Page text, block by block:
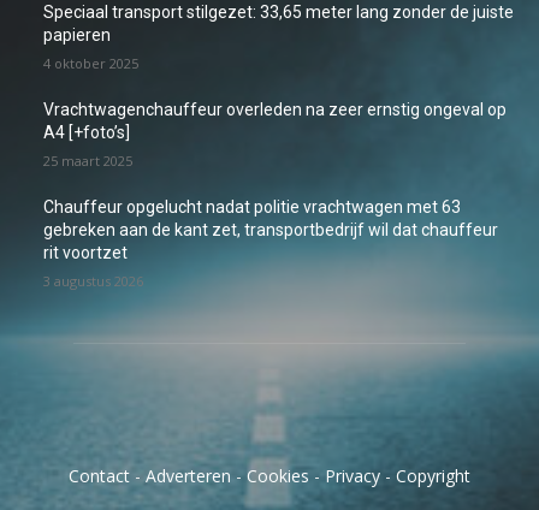
Speciaal transport stilgezet: 33,65 meter lang zonder de juiste
papieren
4 oktober 2025
Vrachtwagenchauffeur overleden na zeer ernstig ongeval op
A4 [+foto’s]
25 maart 2025
Chauffeur opgelucht nadat politie vrachtwagen met 63
gebreken aan de kant zet, transportbedrijf wil dat chauffeur
rit voortzet
3 augustus 2026
Contact - Adverteren - Cookies - Privacy - Copyright